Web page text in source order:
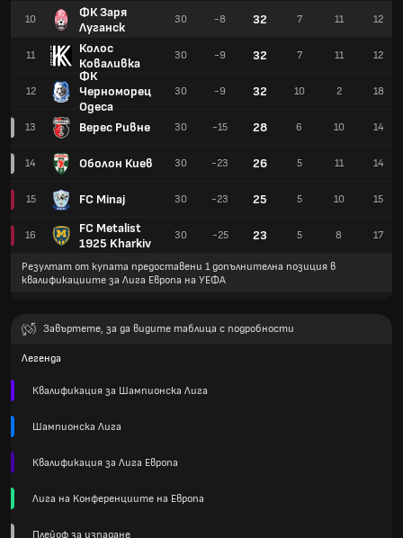
10
ФК Заря
Луганск
11
Колос
Коваливка
12
ФК
Черноморец
Одеса
13 Верес Ривне
14 Оболон Киев
15 FC Minaj
16
FC Metalist
1925 Kharkiv
30 -8 32 7 11 12
30 -9 32 7 11 12
30 -9 32 10 2 18
30 -15 28 6 10 14
30 -23 26 5 11 14
30 -23 25 5 10 15
30 -25 23 5 8 17
Резултат от купата предоставени 1 допълнителна позиция в
квалификациите за Лига Европа на УЕФА
Завъртете, за да видите таблица с подробности
Легенда
Квалификация за Шампионска Лига
Шампионска Лига
Квалификация за Лига Европа
Лига на Конференциите на Европа
Плейоф за изпадане